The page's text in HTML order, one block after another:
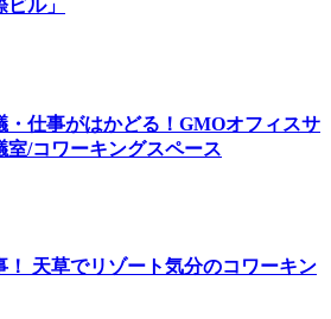
ル」
・仕事がはかどる！GMOオフィスサ
室/コワーキングスペース
！ 天草でリゾート気分のコワーキン